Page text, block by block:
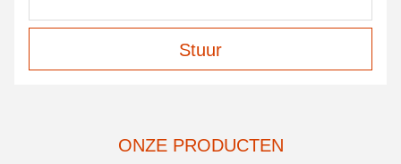
Stuur
ONZE PRODUCTEN